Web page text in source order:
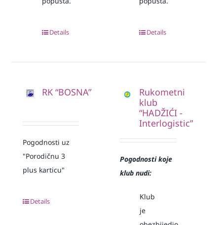
Details Details
RK “BOSNA”
Pogodnosti uz
"Porodičnu 3
plus karticu"
Details
Rukometni
klub
“HADŽIĆI -
Interlogistic”
Pogodnosti koje
klub nudi:
Klub
je